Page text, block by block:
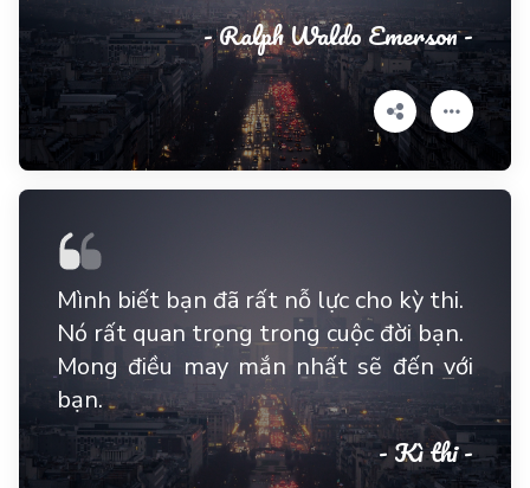
- Ralph Waldo Emerson -
Mình biết bạn đã rất nỗ lực cho kỳ thi.
Nó rất quan trọng trong cuộc đời bạn.
Mong điều may mắn nhất sẽ đến với
bạn.
- Kì thi -